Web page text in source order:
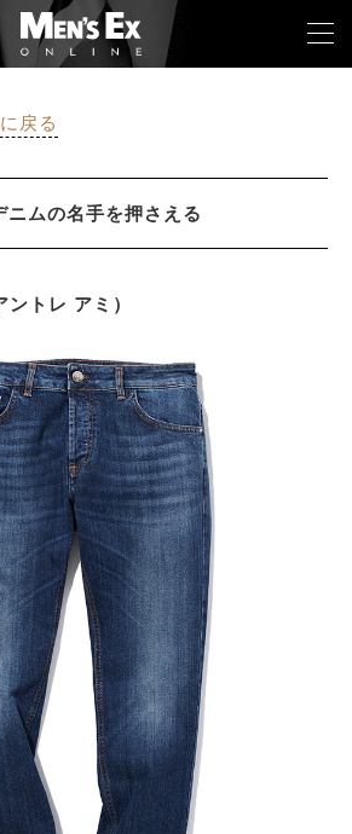
戻る
ニムの名手を押さえる
トレ アミ）
サイトマップ